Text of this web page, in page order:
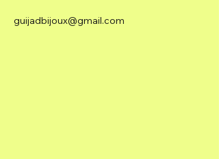
guijadbijoux@gmail.com